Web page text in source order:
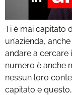
Ti è mai capitato
un’azienda,
andare a cercare
numero è anche
nessun loro
capitato e